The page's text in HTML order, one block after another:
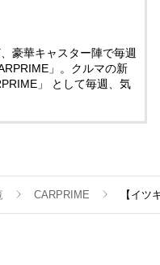
豪華キャスター陣で毎週
」。クルマの新
」 として毎週、気
げ、クルマのある日常を
CARPRIME 【イ